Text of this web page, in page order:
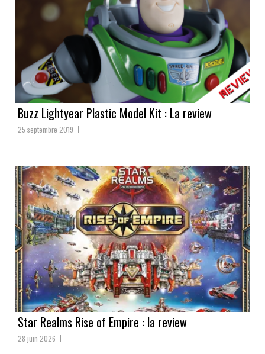
Buzz Lightyear Plastic Model Kit : La review
25 septembre 2019
Star Realms Rise of Empire : la review
28 juin 2026